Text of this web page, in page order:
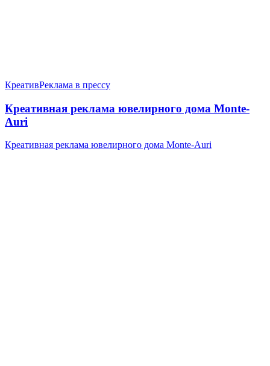
КреативРеклама в прессу
Креативная реклама ювелирного дома Monte-
Auri
Креативная реклама ювелирного дома Monte-Auri